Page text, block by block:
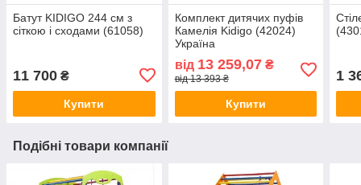
Батут KIDIGO 244 см з
сіткою і сходами (61058)
11 700 ₴
Купити
Комплект дитячих пуфів
Камелія Kidigo (42024)
Україна
від 13 259,07₴
від 13 393 ₴
Купити
1
Подібні товари компанії